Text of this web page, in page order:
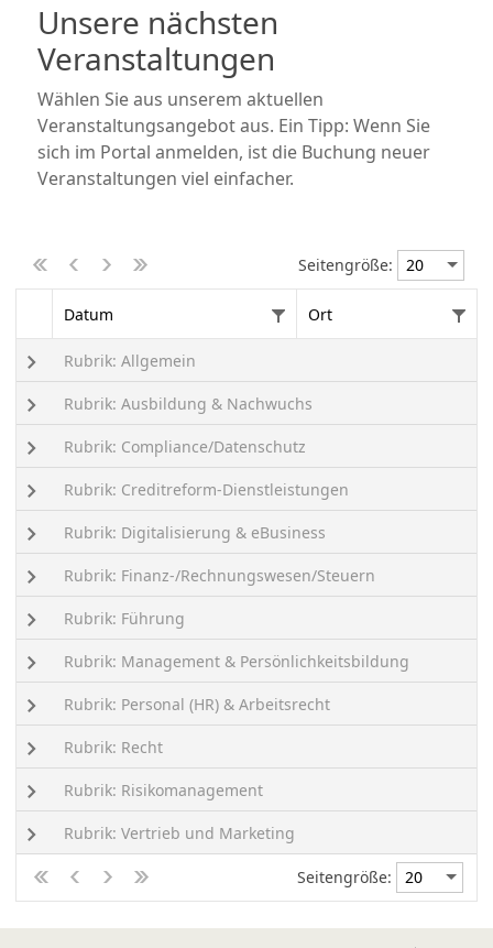
Unsere nächsten
Veranstaltungen
Wählen Sie aus unserem aktuellen
Veranstaltungsangebot aus. Ein Tipp: Wenn Sie
sich im Portal anmelden, ist die Buchung neuer
Veranstaltungen viel einfacher.
Seitengröße:
Datum Ort
Rubrik: Allgemein
Rubrik: Ausbildung & Nachwuchs
Rubrik: Compliance/Datenschutz
Rubrik: Creditreform-Dienstleistungen
Rubrik: Digitalisierung & eBusiness
Rubrik: Finanz-/Rechnungswesen/Steuern
Rubrik: Führung
Rubrik: Management & Persönlichkeitsbildung
Rubrik: Personal (HR) & Arbeitsrecht
Rubrik: Recht
Rubrik: Risikomanagement
Rubrik: Vertrieb und Marketing
Seitengröße: